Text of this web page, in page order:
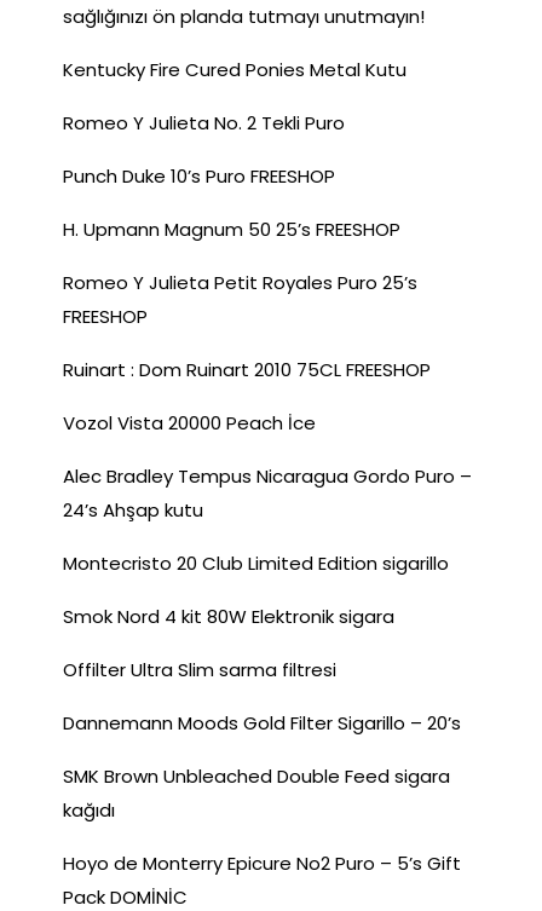
sağlığınızı ön planda tutmayı unutmayın!
Kentucky Fire Cured Ponies Metal Kutu
Romeo Y Julieta No. 2 Tekli Puro
Punch Duke 10’s Puro FREESHOP
H. Upmann Magnum 50 25’s FREESHOP
Romeo Y Julieta Petit Royales Puro 25’s
FREESHOP
Ruinart : Dom Ruinart 2010 75CL FREESHOP
Vozol Vista 20000 Peach İce
Alec Bradley Tempus Nicaragua Gordo Puro –
24’s Ahşap kutu
Montecristo 20 Club Limited Edition sigarillo
Smok Nord 4 kit 80W Elektronik sigara
Offilter Ultra Slim sarma filtresi
Dannemann Moods Gold Filter Sigarillo – 20’s
SMK Brown Unbleached Double Feed sigara
kağıdı
Hoyo de Monterry Epicure No2 Puro – 5’s Gift
Pack DOMİNİC